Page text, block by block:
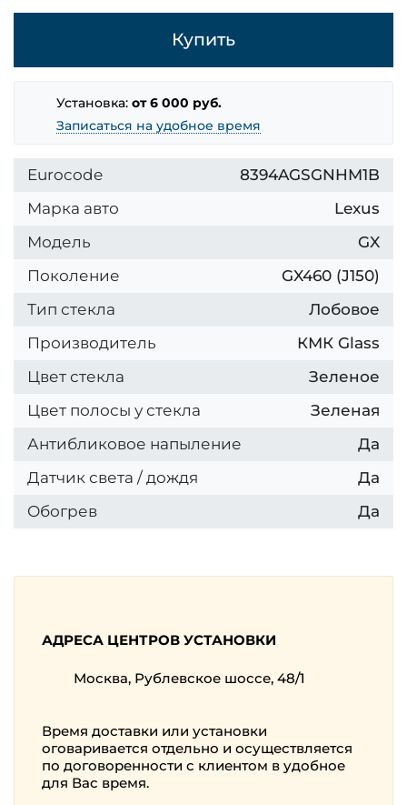
Купить
Установка:от 6 000 руб.
Записаться на удобное время
Eurocode
8394AGSGNHM1B
Марка авто
Lexus
Модель
GX
Поколение
GX460 (J150)
Тип стекла
Лобовое
Производитель
КМК Glass
Цвет стекла
Зеленое
Цвет полосы у стекла
Зеленая
Антибликовое напыление
Да
Датчик света / дождя
Да
Обогрев
Да
АДРЕСА ЦЕНТРОВ УСТАНОВКИ
Москва, Рублевское шоссе, 48/1
Время доставки или установки
оговаривается отдельно и осуществляется
по договоренности с клиентом в удобное
для Вас время.